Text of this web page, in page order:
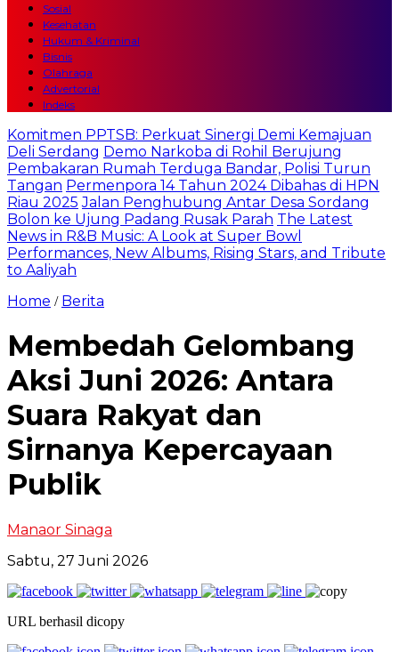
Sosial
Kesehatan
Hukum & Kriminal
Bisnis
Olahraga
Advertorial
Indeks
Komitmen PPTSB: Perkuat Sinergi Demi Kemajuan
Deli Serdang Demo Narkoba di Rohil Berujung
Pembakaran Rumah Terduga Bandar, Polisi Turun
Tangan Permenpora 14 Tahun 2024 Dibahas di HPN
Riau 2025 Jalan Penghubung Antar Desa Sordang
Bolon ke Ujung Padang Rusak Parah The Latest
News in R&B Music: A Look at Super Bowl
Performances, New Albums, Rising Stars, and Tribute
to Aaliyah
Home / Berita
Membedah Gelombang
Aksi Juni 2026: Antara
Suara Rakyat dan
Sirnanya Kepercayaan
Publik
Manaor Sinaga
Sabtu, 27 Juni 2026
URL berhasil dicopy